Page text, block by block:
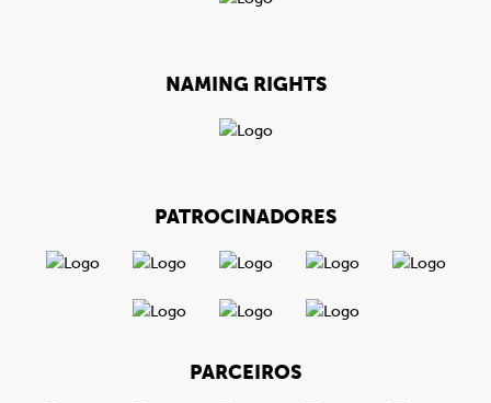
NAMING RIGHTS
PATROCINADORES
PARCEIROS